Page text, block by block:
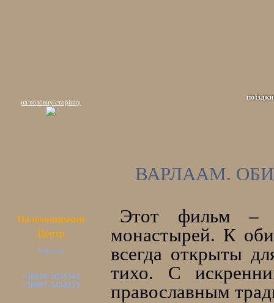
поїздки
на головну сторінку
Паломницький
Центр
Україна
+38050-2655542
+38097-5454255
ВАРЛААМ.
Этот фильм –
монастырей. К
всегда открыты
тихо. С
православным